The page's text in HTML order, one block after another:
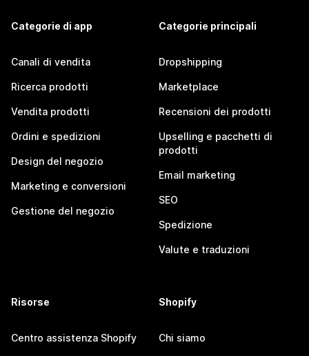
Categorie di app
Canali di vendita
Ricerca prodotti
Vendita prodotti
Ordini e spedizioni
Design del negozio
Marketing e conversioni
Gestione del negozio
Categorie principali
Dropshipping
Marketplace
Recensioni dei prodotti
Upselling e pacchetti di
prodotti
Email marketing
SEO
Spedizione
Valute e traduzioni
Risorse
Centro assistenza Shopify
Shopify
Chi siamo